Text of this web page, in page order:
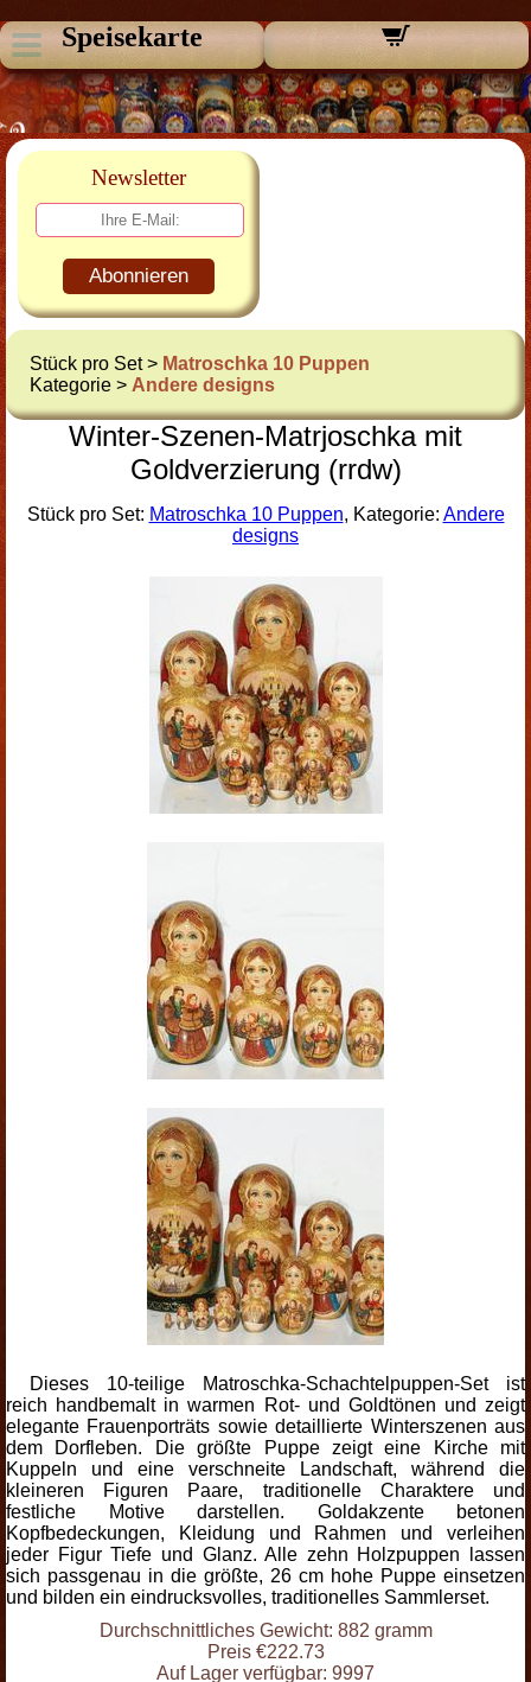
Speisekarte
Newsletter
Abonnieren
Stück pro Set > Matroschka 10 Puppen
Kategorie > Andere designs
Winter-Szenen-Matrjoschka mit
Goldverzierung (rrdw)
Stück pro Set: Matroschka 10 Puppen, Kategorie: Andere
designs
Dieses 10-teilige Matroschka-Schachtelpuppen-Set ist
reich handbemalt in warmen Rot- und Goldtönen und zeigt
elegante Frauenporträts sowie detaillierte Winterszenen aus
dem Dorfleben. Die größte Puppe zeigt eine Kirche mit
Kuppeln und eine verschneite Landschaft, während die
kleineren Figuren Paare, traditionelle Charaktere und
festliche Motive darstellen. Goldakzente betonen
Kopfbedeckungen, Kleidung und Rahmen und verleihen
jeder Figur Tiefe und Glanz. Alle zehn Holzpuppen lassen
sich passgenau in die größte, 26 cm hohe Puppe einsetzen
und bilden ein eindrucksvolles, traditionelles Sammlerset.
Durchschnittliches Gewicht: 882 gramm
Preis €222.73
Auf Lager verfügbar: 9997